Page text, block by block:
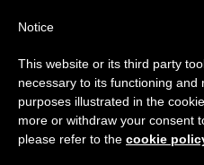
Notice
This website or its third party
necessary to its functioning and
purposes illustrated in the
more or withdraw your consent
please refer to the cookie